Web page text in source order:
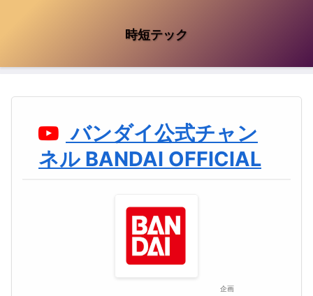
時短テック
バンダイ公式チャン
ネル BANDAI OFFICIAL